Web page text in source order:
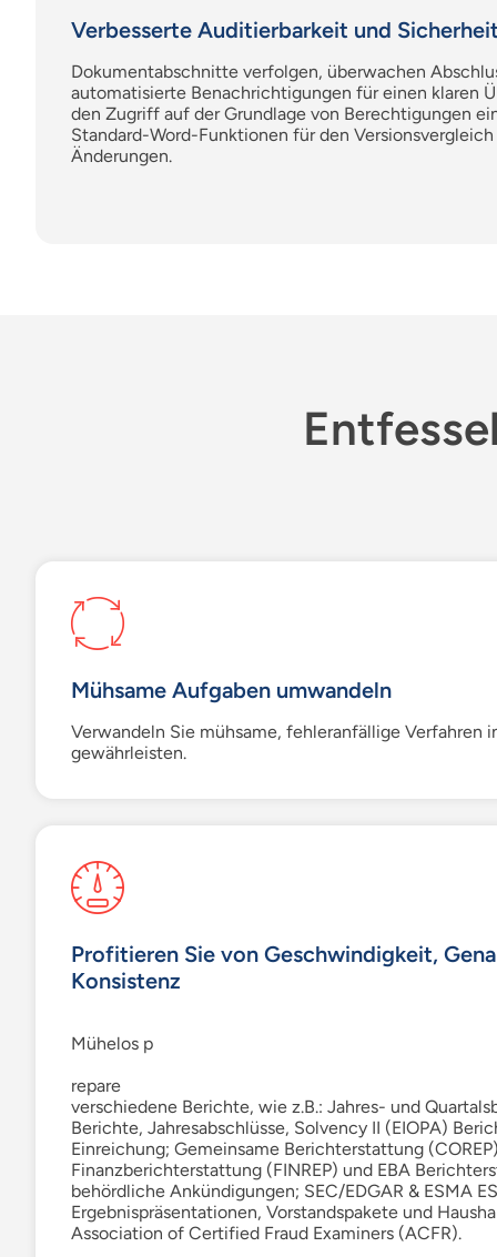
Verbesserte Auditierbarkeit und
Dokumentabschnitte verfolgen, überwachen
automatisierte Benachrichtigungen für einen klaren
den Zugriff auf der Grundlage von Berechtigungen
Standard-Word-Funktionen für den
Änderungen.
Mühsame Aufgaben umwandeln
Verwandeln Sie mühsame, fehleranfällige
gewährleisten.
Profitieren Sie von Geschwindigkeit,
Konsistenz
Mühelos p
repare
verschiedene Berichte, wie z.B.: Jahres- und
Berichte, Jahresabschlüsse, Solvency II (EIOPA)
Einreichung; Gemeinsame Berichterstattung
Finanzberichterstattung (FINREP) und EBA
behördliche Ankündigungen; SEC/EDGAR & ESMA
Ergebnispräsentationen, Vorstandspakete und
Association of Certified Fraud Examiners (ACFR).